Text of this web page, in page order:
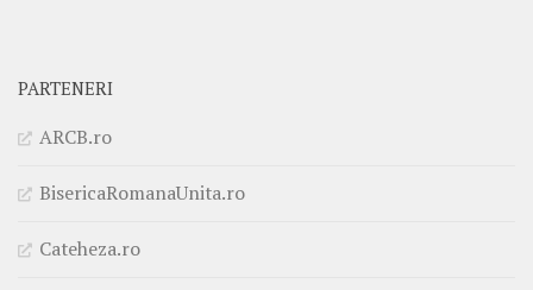
PARTENERI
ARCB.ro
BisericaRomanaUnita.ro
Cateheza.ro